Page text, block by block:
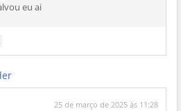
eu ai
25 de março de 2025 às 11:28